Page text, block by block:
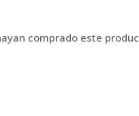
comprado este